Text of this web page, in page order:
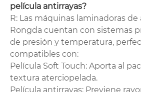
película antirrayas?
R: Las máquinas laminadoras
Rongda cuentan con sistemas
de presión y temperatura,
compatibles con:
Película Soft Touch: Aporta al
textura aterciopelada.
Película antirrayas: Previene